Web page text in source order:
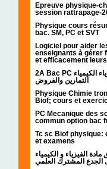
Epreuve physique-
session rattrapage-
Physique cours
bac. SM, PC et SVT
Logiciel pour aider
enseignants à gérer
et efficacement
2A Bac PC الفيزياء الكيمياء
التمارين والفروض
Physique Chimie
Biof; cours et
PC Mecanique des
commun option bac
Tc sc Biof physique:
et examens
مادة الفيزياء و الكيمياء